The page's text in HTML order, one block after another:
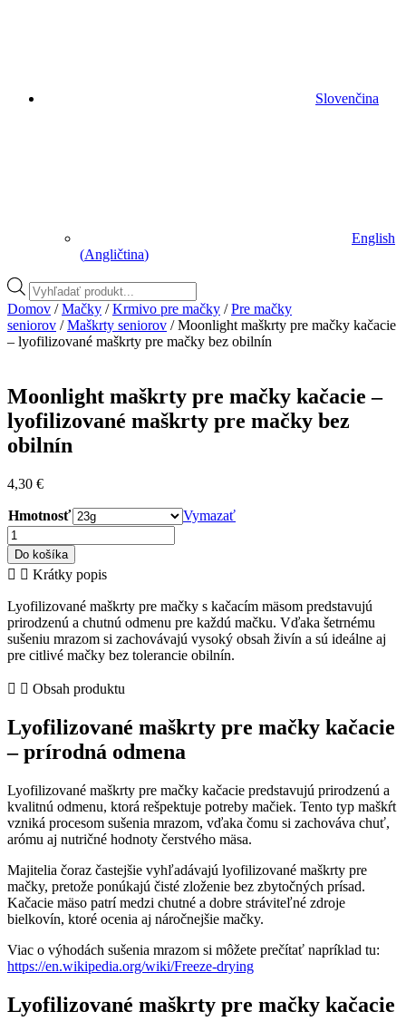
Slovenčina
English
(Angličtina)
Vyhľadávanie
produktov
Domov /Mačky /Krmivo pre mačky /Pre mačky
seniorov /Maškrty seniorov / Moonlight maškrty pre mačky kačacie
– lyofilizované maškrty pre mačky bez obilnín
Moonlight maškrty pre mačky kačacie –
lyofilizované maškrty pre mačky bez
obilnín
4,30 €
Hmotnosť
Vymazať
množstvo
Moonlight
maškrty
pre
mačky
kačacie
–
lyofilizované
maškrty
pre
mačky
obilnín
Do košíka
Krátky popis
Lyofilizované maškrty pre mačky s kačacím mäsom predstavujú
prirodzenú a chutnú odmenu pre každú mačku. Vďaka šetrnému
sušeniu mrazom si zachovávajú vysoký obsah živín a sú ideálne aj
pre citlivé mačky bez tolerancie obilnín.
Obsah produktu
Lyofilizované maškrty pre mačky kačacie
– prírodná odmena
Lyofilizované maškrty pre mačky kačacie predstavujú prirodzenú a
kvalitnú odmenu, ktorá rešpektuje potreby mačiek. Tento typ maškŕt
vzniká procesom sušenia mrazom, vďaka čomu si zachováva chuť,
arómu aj nutričné hodnoty čerstvého mäsa.
Majitelia čoraz častejšie vyhľadávajú lyofilizované maškrty pre
mačky, pretože ponúkajú čisté zloženie bez zbytočných prísad.
Kačacie mäso patrí medzi chutné a dobre stráviteľné zdroje
bielkovín, ktoré ocenia aj náročnejšie mačky.
Viac o výhodách sušenia mrazom si môžete prečítať napríklad tu:
https://en.wikipedia.org/wiki/Freeze-drying
Lyofilizované maškrty pre mačky kačacie